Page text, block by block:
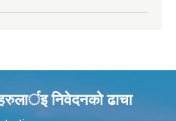
निवेदनकाे ढा‍चा